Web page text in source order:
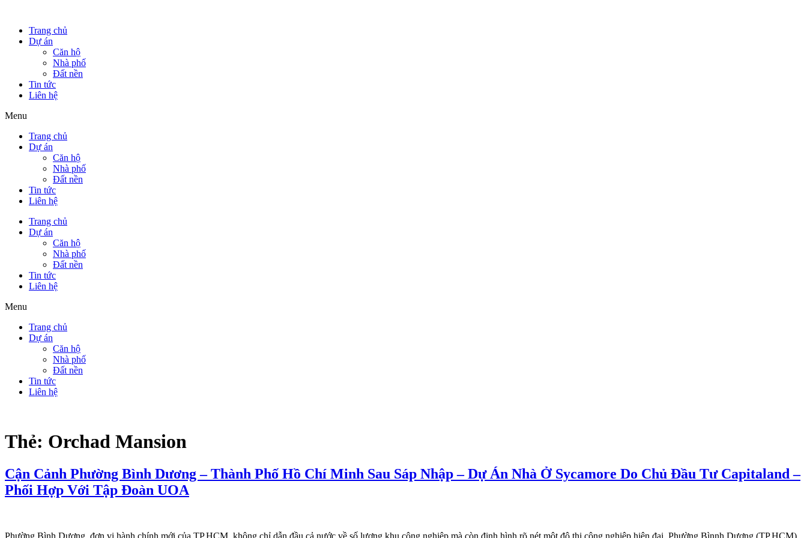
Trang chủ
Dự án
Căn hộ
Nhà phố
Đất nền
Tin tức
Liên hệ
Menu
Trang chủ
Dự án
Căn hộ
Nhà phố
Đất nền
Tin tức
Liên hệ
Trang chủ
Dự án
Căn hộ
Nhà phố
Đất nền
Tin tức
Liên hệ
Menu
Trang chủ
Dự án
Căn hộ
Nhà phố
Đất nền
Tin tức
Liên hệ
Thẻ: Orchad Mansion
Cận Cảnh Phường Bình Dương – Thành Phố Hồ Chí Minh Sau Sáp Nhập – Dự Án Nhà Ở Sycamore Do Chủ Đầu Tư Capitaland –
Phối Hợp Với Tập Đoàn UOA
Phường Bình Dương, đơn vị hành chính mới của TP.HCM, không chỉ dẫn đầu cả nước về số lượng khu công nghiệp mà còn định hình rõ nét một đô thị công nghiệp hiện đại. Phường Bìnnh Dương (TP.HCM)